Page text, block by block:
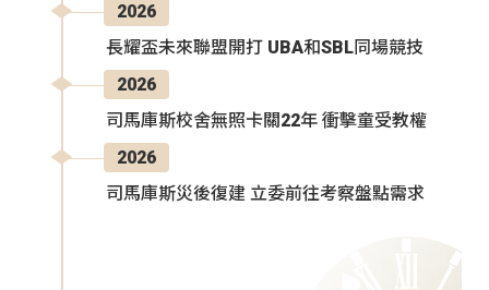
2026
長耀盃未來聯盟開打 UBA和SBL同場競技
2026
司馬庫斯校舍無照卡關22年 衝擊童受教權
2026
司馬庫斯災後復建 立委前往考察盤點需求